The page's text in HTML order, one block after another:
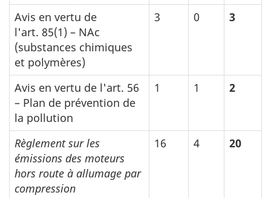
Avis en vertu de
l'art. 85(1) – NAc
(substances chimiques
et polymères)
3 0 3
Avis en vertu de l'art. 56
– Plan de prévention de
la pollution
1 1 2
Règlement sur les
émissions des moteurs
hors route à allumage par
compression
16 4 20